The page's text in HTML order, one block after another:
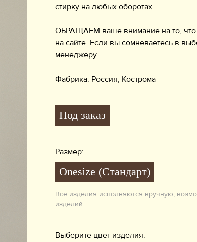
стирку на любых оборотах.
ОБРАЩАЕМ ваше внимание на то, что
на сайте. Если вы сомневаетесь в
менеджеру.
Фабрика: Россия, Кострома
Под заказ
Размер:
Onesize (Стандарт)
Все изделия исполняются вручную,
изделий
Выберите цвет изделия: